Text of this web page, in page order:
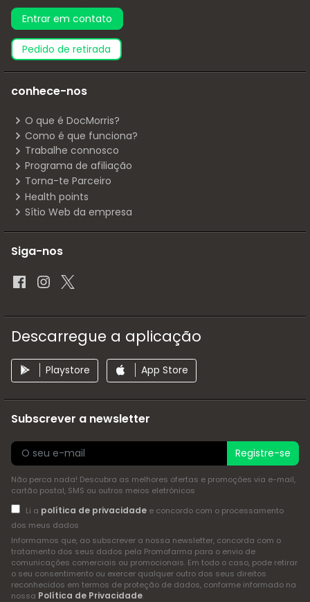
Entrar em contato
pedido de retirada
conhece-nos
O que é DocMorris?
Como é que funciona?
Trabalhe connosco
Programa de afiliação
Torna-te Parceiro
Health points
Sítio Web da empresa
Siga-nos
Descarregue a aplicação
Playstore App Store
Subscrever a newsletter
Registre-se
Não perca nada! Descubra as melhores ofertas e promoções via e-mail,
cartão postal, SMS ou outros meios eletrónicos
Li a política de privacidadee concordo com o processamento
dos meus dados
Informamos que, ao subscrever a nossa newsletter, concorda com o
tratamento dos seus dados pela Promofarma para o envio de
comunicações comerciais ou promocionais. Em todo o caso, pode retirar
o seu consentimento ou exercer qualquer outro dos seus direitos
reconhecidos em termos de proteção de dados, conforme informado na
nossa Política de Privacidade.